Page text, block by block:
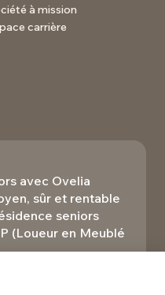
à mission
carrière
avec Ovelia
sûr et rentable
seniors
(Loueur en Meublé